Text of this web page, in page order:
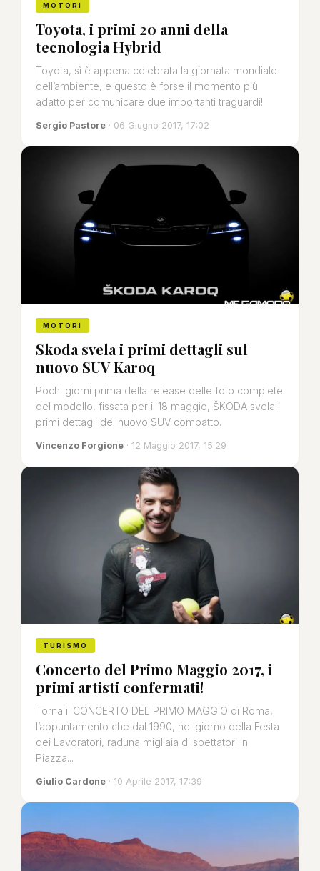
MOTORI
Toyota, i primi 20 anni della
tecnologia Hybrid
Toyota, sì è appena celebrata la giornata mondiale
dell’ambiente, e questo è forse il momento più
adatto per comunicare due importanti traguardi!
Sergio Pastore · 06 Giugno 2017, 17:02
MOTORI
Skoda svela i primi dettagli sul
nuovo SUV Karoq
Pochi giorni prima della release delle foto complete
del modello, fissata per il 18 maggio, ŠKODA svela i
primi dettagli del nuovo SUV compatto.
Vincenzo Forgione · 12 Maggio 2017, 15:29
TURISMO
Concerto del Primo Maggio 2017, i
primi artisti confermati!
Torna il CONCERTO DEL PRIMO MAGGIO di Roma,
l’appuntamento che dal 1990, nel giorno della Festa
dei Lavoratori, raduna migliaia di spettatori in
Piazza...
Giulio Cardone · 10 Aprile 2017, 17:39